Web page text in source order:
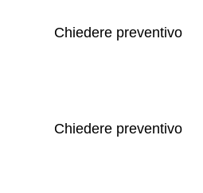
Chiedere preventivo
Chiedere preventivo